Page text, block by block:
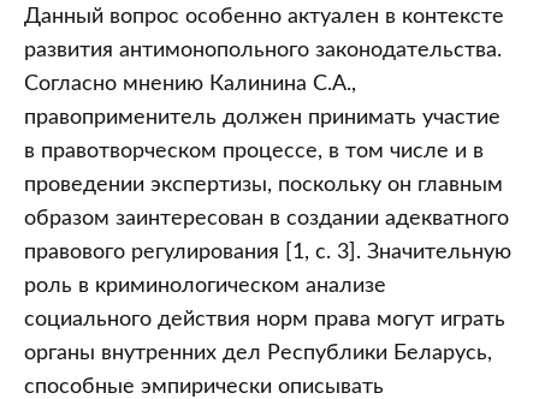
Данный вопрос особенно актуален в контексте
развития антимонопольного законодательства.
Согласно мнению Калинина С.А.,
правоприменитель должен принимать участие
в правотворческом процессе, в том числе и в
проведении экспертизы, поскольку он главным
образом заинтересован в создании адекватного
правового регулирования [1, с. 3]. Значительную
роль в криминологическом анализе
социального действия норм права могут играть
органы внутренних дел Республики Беларусь,
способные эмпирически описывать